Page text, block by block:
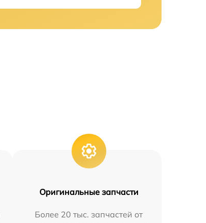
Оригинальные запчасти
Более 20 тыс. запчастей от